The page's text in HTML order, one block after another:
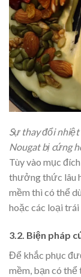
Sự thay đổi
Nougat bị cứng
Tùy vào mục
thưởng thức lâu
mềm thì có thể
hoặc các loại trái
3.2. Biện pháp
Để khắc phục
mềm, bạn có thể